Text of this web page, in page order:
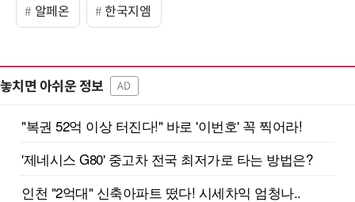
알페온 한국지엠
놓치면 아쉬운 정보 AD